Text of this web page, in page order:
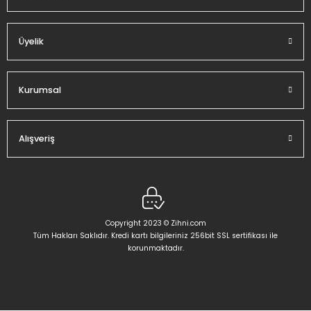
Üyelik
Kurumsal
Alışveriş
Copyright 2023 © Zihni.com
Tüm Hakları Saklıdır. Kredi kartı bilgileriniz 256bit SSL sertifikası ile
korunmaktadır.